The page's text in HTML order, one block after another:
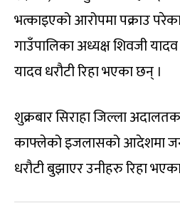
भत्काइएको आरोपमा पक्राउ
गाउँपालिका अध्यक्ष शिवजी यादव
यादव धरौटी रिहा भएका छन् ।
शुक्रबार सिराहा जिल्ला
काफ्लेको इजलासको आदेशमा
धरौटी बुझाएर उनीहरु रिहा